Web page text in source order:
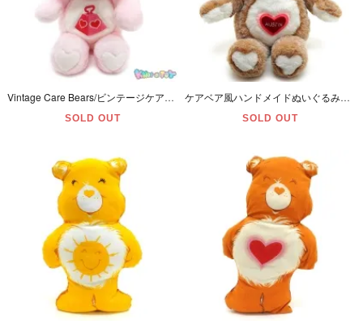
Vintage Care Bears/ビンテージケアベア・ぬいぐるみ・Cousins/カズンズ・Lotsa Heart Elephant/ロスタハートエレファント・ゾウ・13inch・1984年
SOLD OUT
ケアベア風ハンドメイドぬいぐるみ・80s Vintage Care Bear/ビンテージ・Tenderheart/テンダーハート・高さ約30cm・Knock off/Fakie/Bootleg
SOLD OUT